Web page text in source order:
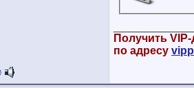
Получить
по адресу